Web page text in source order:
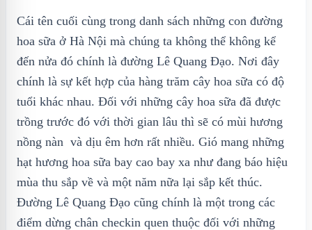
Cái tên cuối cùng trong danh sách những con đường
hoa sữa ở Hà Nội mà chúng ta không thể không kể
đến nửa đó chính là đường Lê Quang Đạo. Nơi đây
chính là sự kết hợp của hàng trăm cây hoa sữa có độ
tuổi khác nhau. Đối với những cây hoa sữa đã được
trồng trước đó với thời gian lâu thì sẽ có mùi hương
nồng nàn và dịu êm hơn rất nhiều. Gió mang những
hạt hương hoa sữa bay cao bay xa như đang báo hiệu
mùa thu sắp về và một năm nữa lại sắp kết thúc.
Đường Lê Quang Đạo cũng chính là một trong các
điểm dừng chân checkin quen thuộc đối với những